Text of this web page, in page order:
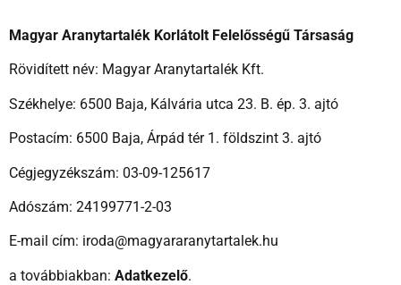
Magyar Aranytartalék Korlátolt Felelősségű Társaság
Rövidített név: Magyar Aranytartalék Kft.
Székhelye: 6500 Baja, Kálvária utca 23. B. ép. 3. ajtó
Postacím: 6500 Baja, Árpád tér 1. földszint 3. ajtó
Cégjegyzékszám: 03-09-125617
Adószám: 24199771-2-03
E-mail cím: iroda@magyararanytartalek.hu
a továbbiakban: Adatkezelő.